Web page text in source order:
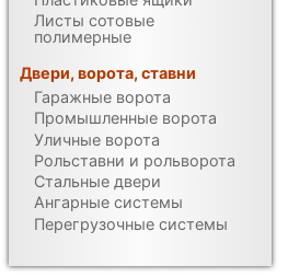
Листы сотовые
полимерные
Двери, ворота, ставни
Гаражные ворота
Промышленные ворота
Уличные ворота
Рольставни и рольворота
Стальные двери
Ангарные системы
Перегрузочные системы